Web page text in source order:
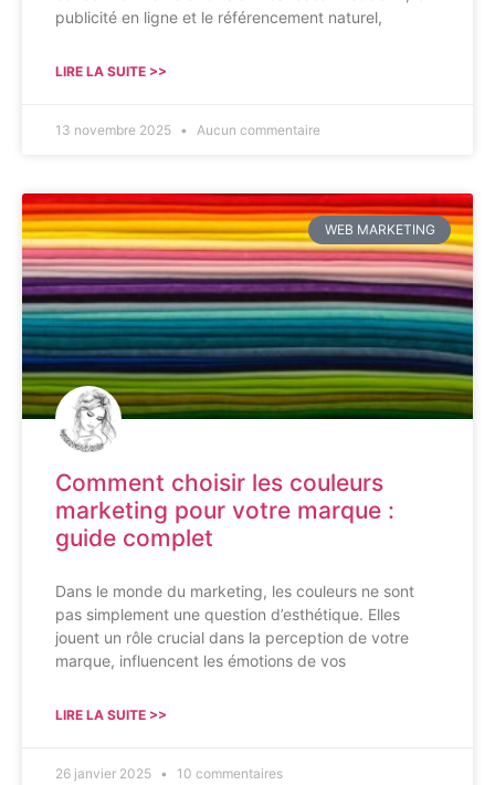
publicité en ligne et le référencement naturel,
LIRE LA SUITE >>
13 novembre 2025 Aucun commentaire
WEB MARKETING
Comment choisir les couleurs
marketing pour votre marque :
guide complet
Dans le monde du marketing, les couleurs ne sont
pas simplement une question d’esthétique. Elles
jouent un rôle crucial dans la perception de votre
marque, influencent les émotions de vos
LIRE LA SUITE >>
26 janvier 2025 10 commentaires